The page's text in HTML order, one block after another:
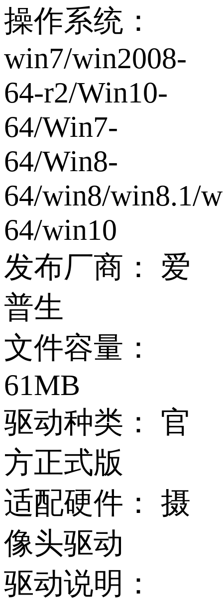
操作系统：
win7/win2008-
64-r2/Win10-
64/Win7-
64/Win8-
64/win8/win8.1/
64/win10
发布厂商：
爱
普生
文件容量：
61MB
驱动种类：
官
方正式版
适配硬件：
摄
像头驱动
驱动说明：